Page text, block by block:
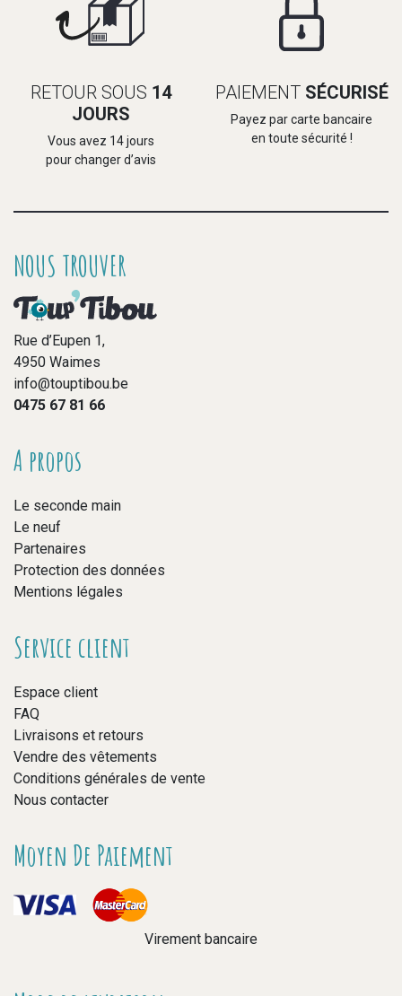
RETOUR SOUS 14
JOURS
Vous avez 14 jours
pour changer d’avis
PAIEMENT SÉCURISÉ
Payez par carte bancaire
en toute sécurité !
NOUS TROUVER
Rue d’Eupen 1,
4950 Waimes
info@touptibou.be
0475 67 81 66
A propos
Le seconde main
Le neuf
Partenaires
Protection des données
Mentions légales
Service client
Espace client
FAQ
Livraisons et retours
Vendre des vêtements
Conditions générales de vente
Nous contacter
Moyen De Paiement
Virement bancaire